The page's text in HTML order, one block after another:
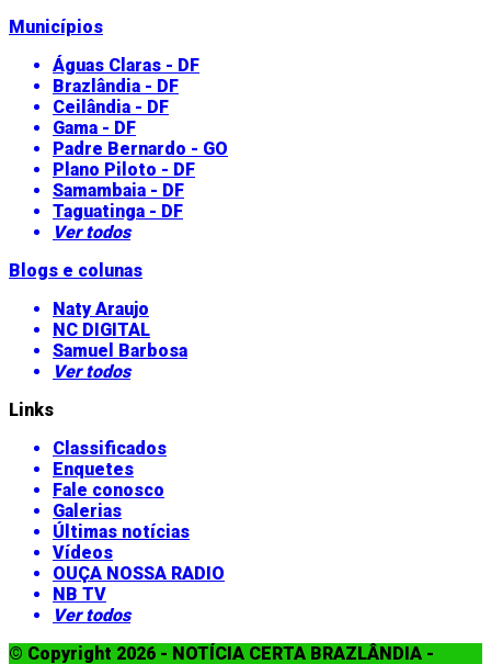
Municípios
Águas Claras - DF
Brazlândia - DF
Ceilândia - DF
Gama - DF
Padre Bernardo - GO
Plano Piloto - DF
Samambaia - DF
Taguatinga - DF
Ver todos
Blogs e colunas
Naty Araujo
NC DIGITAL
Samuel Barbosa
Ver todos
Links
Classificados
Enquetes
Fale conosco
Galerias
Últimas notícias
Vídeos
OUÇA NOSSA RADIO
NB TV
Ver todos
© Copyright 2026 - NOTÍCIA CERTA BRAZLÂNDIA -